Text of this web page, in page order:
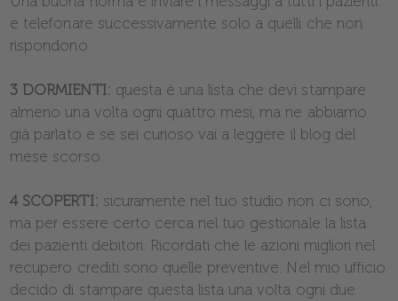
e telefonare successivamente solo a quelli che non
rispondono.
3 DORMIENTI: questa è una lista che devi stampare
almeno una volta ogni quattro mesi, ma ne abbiamo
già parlato e se sei curioso vai a leggere il blog del
mese scorso.
4 SCOPERTI: sicuramente nel tuo studio non ci sono,
ma per essere certo cerca nel tuo gestionale la lista
dei pazienti debitori. Ricordati che le azioni migliori nel
recupero crediti sono quelle preventive. Nel mio ufficio
decido di stampare questa lista una volta ogni due